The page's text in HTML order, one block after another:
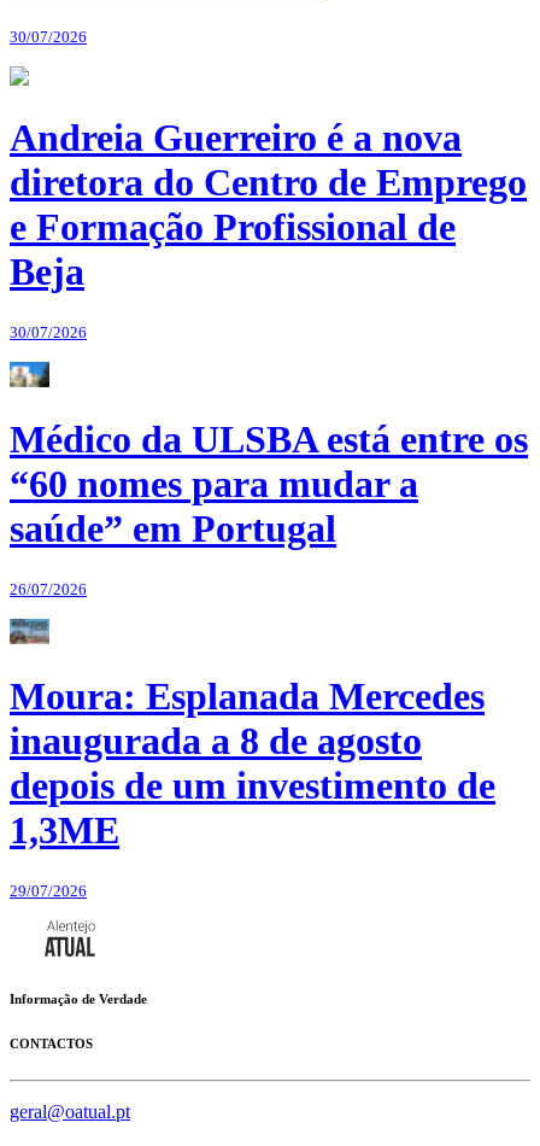
30/07/2026
Andreia Guerreiro é a nova
diretora do Centro de Emprego
e Formação Profissional de
Beja
30/07/2026
Médico da ULSBA está entre os
“60 nomes para mudar a
saúde” em Portugal
26/07/2026
Moura: Esplanada Mercedes
inaugurada a 8 de agosto
depois de um investimento de
1,3ME
29/07/2026
Informação de Verdade
CONTACTOS
geral@oatual.pt